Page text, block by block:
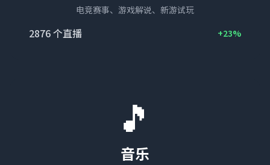
电竞赛事、游戏解说、新游试玩
2876个直播 +23%
🎵
音乐